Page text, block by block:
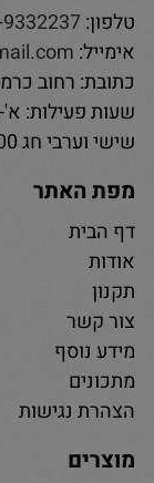
טלפון:
אימייל:
כתובת: רחוב
שעות פעילות: א'-ה' 9:00-
שישי וערבי חג 8:30-14:00
מפת האתר
דף הבית
אודות
תקנון
צור קשר
מידע נוסף
מתכונים
הצהרת נגישות
מוצרים